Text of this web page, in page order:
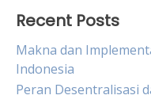
Recent Posts
Makna dan
Indonesia
Peran Desentralisasi